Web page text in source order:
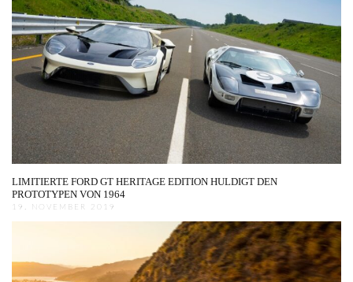
LIMITIERTE FORD GT HERITAGE EDITION HULDIGT DEN
PROTOTYPEN VON 1964
19. NOVEMBER 2019